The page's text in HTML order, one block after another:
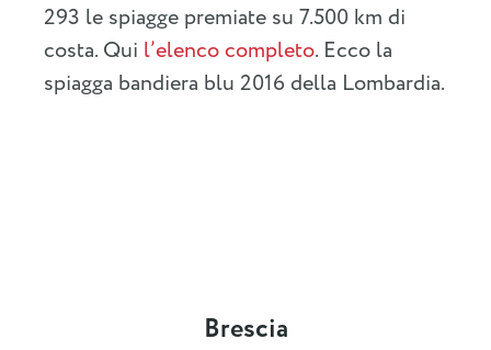
293 le spiagge premiate su 7.500 km di
costa. Qui l’elenco completo. Ecco la
spiagga bandiera blu 2016 della Lombardia.
Brescia